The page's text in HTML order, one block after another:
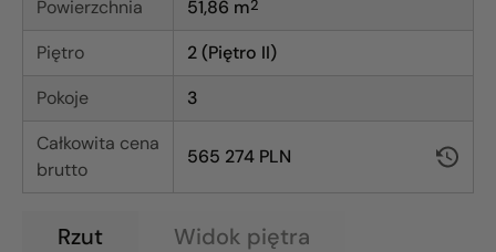
Powierzchnia
51,86 m2
Piętro
2 (Piętro II)
Pokoje
3
Całkowita cena
brutto
565 274 PLN
Rzut Widok piętra